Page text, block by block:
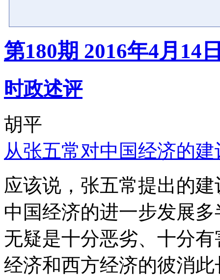
第180期 2016年4月14
时政述评
胡平
从张五常对中国经济的
应该说，张五常提出的
中国经济的进一步发展
无疑是十分恶劣、十分
经济和西方经济的彼消